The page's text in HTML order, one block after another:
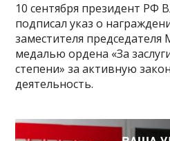
10 сентября президент РФ
подписал указ о
заместителя
медалью ордена «За
степени» за активную
деятельность.